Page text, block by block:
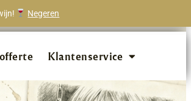
Negeren
aan!
Klantenservice